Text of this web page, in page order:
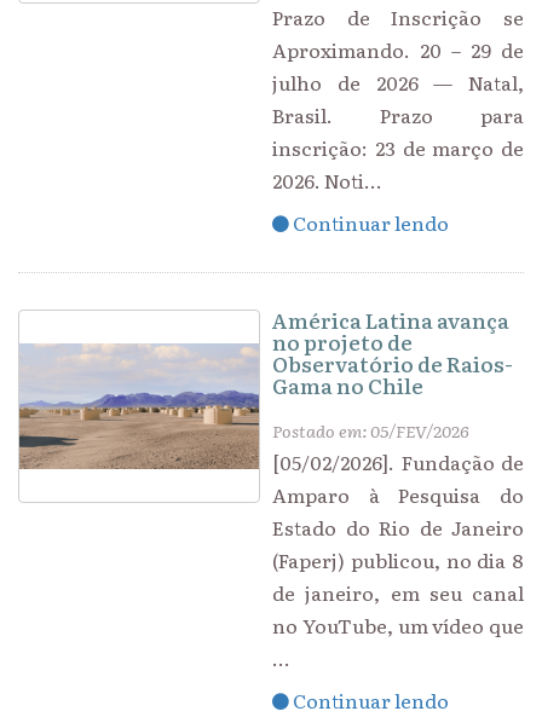
Prazo de Inscrição se
Aproximando. 20 – 29 de
julho de 2026 — Natal,
Brasil. Prazo para
inscrição: 23 de março de
2026. Noti...
Continuar lendo
América Latina avança
no projeto de
Observatório de Raios-
Gama no Chile
Postado em: 05/FEV/2026
[05/02/2026]. Fundação de
Amparo à Pesquisa do
Estado do Rio de Janeiro
(Faperj) publicou, no dia 8
de janeiro, em seu canal
no YouTube, um vídeo que
...
Continuar lendo